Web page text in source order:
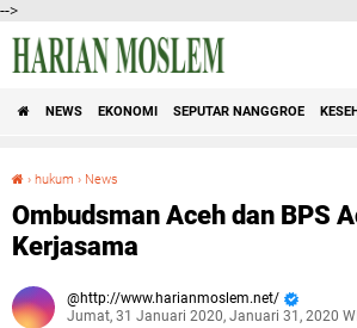
-->
NEWS EKONOMI SEPUTAR NANGGROE
› hukum › News
Ombudsman Aceh dan BPS
Kerjasama
http://www.harianmoslem.net/
Jumat, 31 Januari 2020, Januari 31, 2020